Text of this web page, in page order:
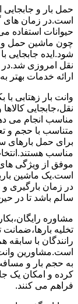
حمل بار و جابجایی
است.در زمان های
حیوانات استفاده
چون ماشین حمل و
شود.ایده
نقل امروزی
ارائه خدمات بهتر
وانت بار زهتابی
نقل،جابجایی
مناسب انجام می
متناسب با حجم و
برای حمل بارهای
مناسب
موفق از ویژگی
است.یک ماشین
در زمان بارگیری و
سالم باشد تا در
مشاوره
تخلیه
رانندگان با
است.مشاورین
به حجم بار و
کرده و امکان یک
فراهم می کنند.